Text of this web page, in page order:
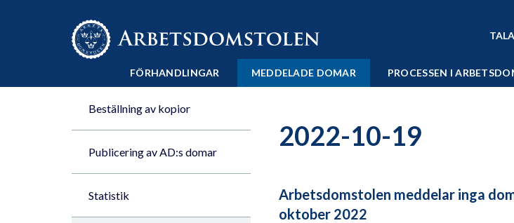
Till innehåll på sidan x
FÖRHANDLINGAR MEDDELADE DOMAR PROCESSEN I
Beställning av kopior
Publicering av AD:s domar
Statistik
2022-10-19
Arbetsdomstolen meddelar inga
oktober 2022